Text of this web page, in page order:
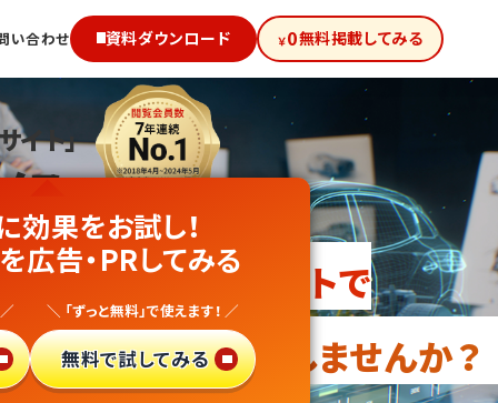
い合わせ 資料ダウンロード ￥0無料掲載してみる
イト」
!
技術向けサイトで
業種参入 しませんか？
効果をお試し！
広告・PRしてみる
＼ 「ずっと無料」で使えます！ ／
無料で試してみる